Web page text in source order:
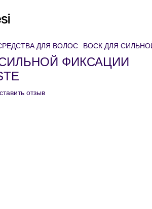
ДЛЯ ВОЛОС ВОСК ДЛЯ
ФИКСАЦИИ
отзыв